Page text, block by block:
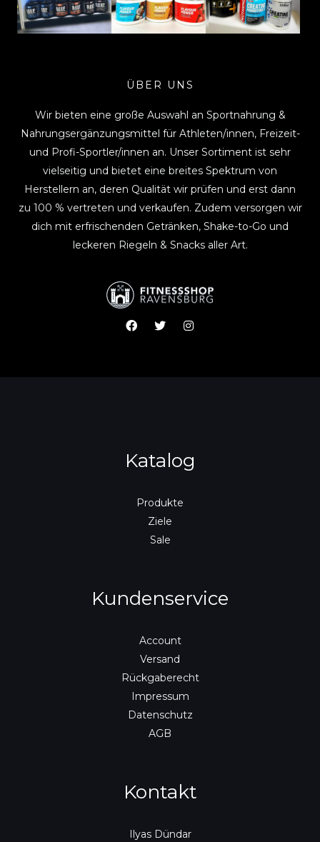
F
T
I
ÜBER UNS
Wir bieten eine große Auswahl an Sportnahrung &
Nahrungsergänzungsmittel für Athleten/innen, Freizeit-
und Profi-Sportler/innen an. Unser Sortiment ist sehr
vielseitig und bietet eine breites Spektrum von
Herstellern an, deren Qualität wir prüfen und erst dann
zu 100 % vertreten und verkaufen. Zudem versorgen wir
dich mit erfrischenden Getränken, Shake-to-Go und
leckeren Riegeln & Snacks aller Art.
Katalog
Produkte
Ziele
Sale
Kundenservice
Account
Versand
Rückgaberecht
Impressum
Datenschutz
AGB
Kontakt
Ilyas Dündar